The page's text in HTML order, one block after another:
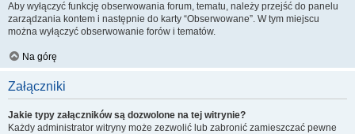
Aby wyłączyć funkcję obserwowania forum, tematu, należy przejść do panelu
zarządzania kontem i następnie do karty “Obserwowane”. W tym miejscu
można wyłączyć obserwowanie forów i tematów.
Na górę
Załączniki
Jakie typy załączników są dozwolone na tej witrynie?
Każdy administrator witryny może zezwolić lub zabronić zamieszczać pewne